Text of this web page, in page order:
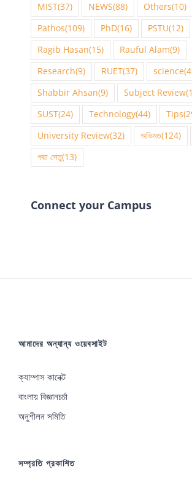
MIST(37) NEWS(88) Others(10)
Pathos(109) PhD(16) PSTU(12)
Ragib Hasan(15) Rauful Alam(9)
Research(9) RUET(37) science
Shabbir Ahsan(9) Subject Review
SUST(24) Technology(44) Tips
University Review(32) অভিমত(124)
পদ্মা সেতু(13)
Connect your Campus
আমাদের অন্যান্য ওয়েবসাইট
ক্যাম্পাস কানেক্ট
বাংলায় বিজ্ঞানচর্চা
অনুশীলন সমিতি
সম্প্রতি প্রকাশিত